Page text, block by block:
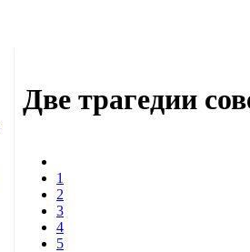
Две трагедии
1
2
3
4
5